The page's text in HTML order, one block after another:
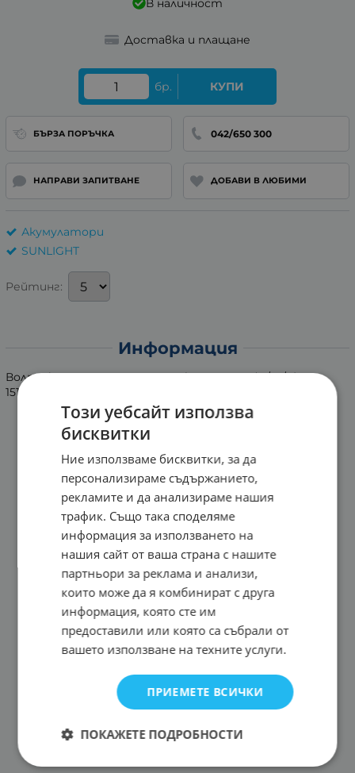
Доставка и плащане
бр. КУПИ
БЪРЗА ПОРЪЧКА 042/650 300
НАПРАВИ ЗАПИТВАНЕ ДОБАВИ В ЛЮБИМИ
Акумулатори
SUNLIGHT
Рейтинг:
Информация
Волтаж: 12V , Капацитет: 12Ah , Размери:(Д/Ш/В)
151/98/95
Този уебсайт използва
бисквитки
Ние използваме бисквитки, за да
персонализираме съдържанието,
рекламите и да анализираме нашия
трафик. Също така споделяме
информация за използването на
нашия сайт от ваша страна с нашите
партньори за реклама и анализи,
които може да я комбинират с друга
информация, която сте им
предоставили или която са събрали от
вашето използване на техните услуги.
ПРИЕМЕТЕ ВСИЧКИ
ПОКАЖЕТЕ ПОДРОБНОСТИ